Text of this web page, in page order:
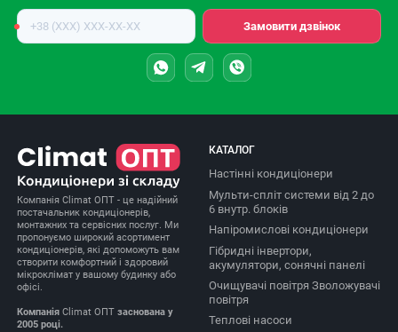
Номер
телефону
Замовити дзвінок
Компанія Climat ОПТ - це надійний
постачальник кондиціонерів,
монтажних та сервісних послуг. Ми
пропонуємо широкий асортимент
кондиціонерів, які допоможуть вам
створити комфортний і здоровий
мікроклімат у вашому будинку або
офісі.
Компанія Climat ОПТзаснована у
2005 році.
КАТАЛОГ
Настінні кондиціонери
Мульти-спліт системи від 2 до
6 внутр. блоків
Напіромислові кондиціонери
Гібридні інвертори,
акумулятори, сонячні панелі
Очищувачі повітря Зволожувачі
повітря
Теплові насоси